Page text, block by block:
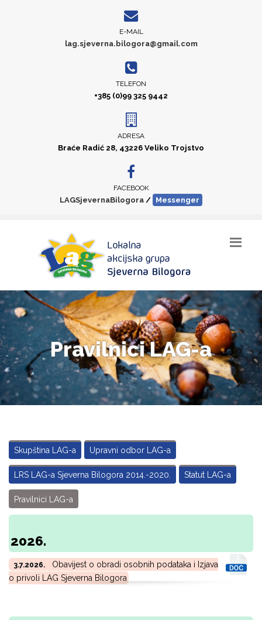
E-MAIL
lag.sjeverna.bilogora@gmail.com
TELEFON
+385 (0)99 325 9442
ADRESA
Braće Radić 28, 43226 Veliko Trojstvo
FACEBOOK
LAGSjevernaBilogora / Messenger
Pravilnici LAG-a
Skupština LAG-a Upravni odbor LAG-a
LRS LAG-a Sjeverna Bilogora 2014.-2020. Statut LAG-a
Pravilnici LAG-a
2026.
3.7.2026.
Obavijest o obradi osobnih podataka i Izjava
o privoli LAG Sjeverna Bilogora